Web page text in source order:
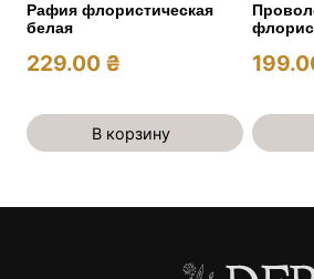
Рафия флористическая
белая
229.00 ₴
В корзину